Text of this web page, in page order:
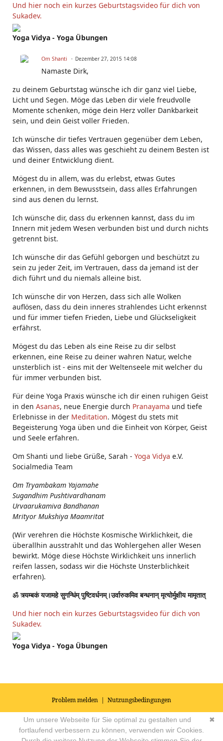
Und hier noch ein kurzes Geburtstagsvideo für dich von
Sukadev.
Yoga Vidya - Yoga Übungen
Om Shanti Dezember 27, 2015 14:08
Namaste Dirk,
zu deinem Geburtstag wünsche ich dir ganz viel Liebe,
Licht und Segen. Möge das Leben dir viele freudvolle
Momente schenken, möge dein Herz voller Dankbarkeit
sein, und dein Geist voller Frieden.
Ich wünsche dir tiefes Vertrauen gegenüber dem Leben,
das Wissen, dass alles was geschieht zu deinem Besten ist
und deiner Entwicklung dient.
Mögest du in allem, was du erlebst, etwas Gutes
erkennen, in dem Bewusstsein, dass alles Erfahrungen
sind aus denen du lernst.
Ich wünsche dir, dass du erkennen kannst, dass du im
Innern mit jedem Wesen verbunden bist und durch nichts
getrennt bist.
Ich wünsche dir das Gefühl geborgen und beschützt zu
sein zu jeder Zeit, im Vertrauen, dass da jemand ist der
dich führt und du niemals alleine bist.
Ich wünsche dir von Herzen, dass sich alle Wolken
auflösen, dass du dein inneres strahlendes Licht erkennst
und für immer tiefen Frieden, Liebe und Glückseligkeit
erfährst.
Mögest du das Leben als eine Reise zu dir selbst
erkennen, eine Reise zu deiner wahren Natur, welche
unsterblich ist - eins mit der Weltenseele mit welcher du
für immer verbunden bist.
Für deine Yoga Praxis wünsche ich dir einen ruhigen Geist
in den Asanas, neue Energie durch Pranayama und tiefe
Erlebnisse in der Meditation. Mögest du stets mit
Begeisterung Yoga üben und die Einheit von Körper, Geist
und Seele erfahren.
Om Shanti und liebe Grüße, Sarah - Yoga Vidya e.V.
Socialmedia Team
Om Tryambakam Yajamahe
Sugandhim Pushtivardhanam
Urvaarukamiva Bandhanan
Mrityor Mukshiya Maamritat
(Wir verehren die Höchste Kosmische Wirklichkeit, die
überallhin ausstrahlt und das Wohlergehen aller Wesen
bewirkt. Möge diese Höchste Wirklichkeit uns innerlich
reifen lassen, sodass wir die Höchste Unsterblichkeit
erfahren).
ॐ त्र्यम्बकं यजामहे सुगन्धिंम् पुष्टिवर्धनम्।उर्वारुकमिव बन्धनान् मृत्योर्मुक्षीय मामृतात्
Und hier noch ein kurzes Geburtstagsvideo für dich von
Sukadev.
Yoga Vidya - Yoga Übungen
Problem melden | Nutzungsbedingungen
© 2026Impressum|Datenschutz|AGB's| Yoga Vidya Community -
Forum für Yoga, Meditation und Ayurveda Powered by
✖
Um unsere Webseite für Sie optimal zu gestalten und
fortlaufend verbessern zu können, verwenden wir Cookies.